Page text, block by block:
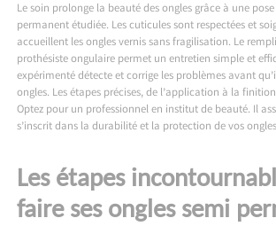
Le soin prolonge la beauté des ongles grâce à une
permanent étudiée. Les cuticules sont respectées et
accueillent les ongles vernis sans fragilisation. Le
prothésiste ongulaire permet un entretien simple et
expérimenté détecte et corrige les problèmes avant
ongles. Les étapes précises, de l’application à la
Optez pour un professionnel en institut de beauté. Il
s’inscrit dans la durabilité et la protection de vos
Les étapes
faire ses ongles semi